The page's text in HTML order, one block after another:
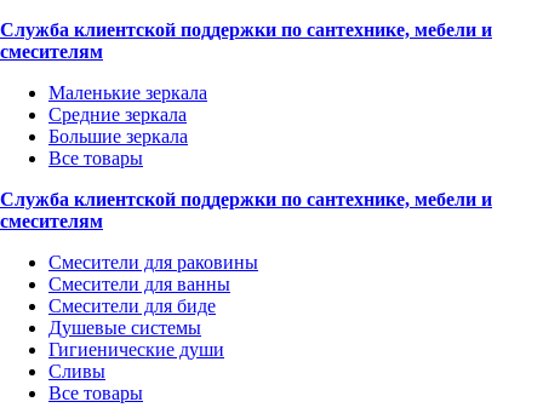
Служба клиентской поддержки по сантехнике, мебели и
смесителям
Маленькие зеркала
Средние зеркала
Большие зеркала
Все товары
Служба клиентской поддержки по сантехнике, мебели и
смесителям
Смесители для раковины
Смесители для ванны
Смесители для биде
Душевые системы
Гигиенические души
Сливы
Все товары